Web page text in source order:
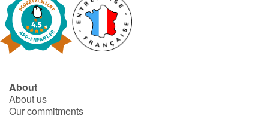
About
About us
Our commitments